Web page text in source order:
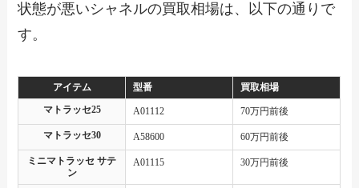
状態が悪いシャネルの買取相場は、以下の通りで
す。
アイテム 型番
買取相場
マトラッセ25
A01112 70万円前後
マトラッセ30 A58600 60万円前後
ミニマトラッセ サテ
ン
A01115 30万円前後